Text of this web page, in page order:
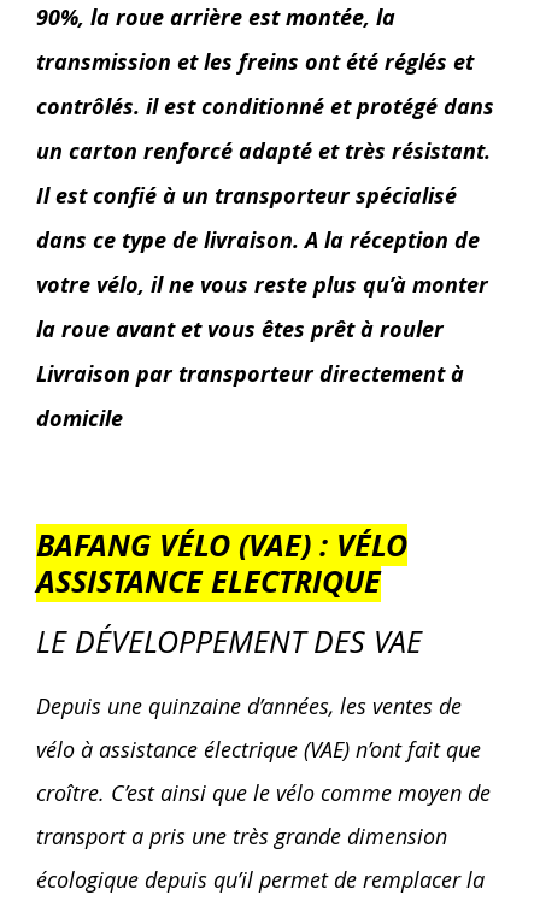
90%, la roue arrière est montée, la
transmission et les freins ont été réglés et
contrôlés. il est conditionné et protégé dans
un carton renforcé adapté et très résistant.
Il est confié à un transporteur spécialisé
dans ce type de livraison. A la réception de
votre vélo, il ne vous reste plus qu’à monter
la roue avant et vous êtes prêt à rouler
Livraison par transporteur directement à
domicile
BAFANG VÉLO (VAE) : VÉLO
ASSISTANCE ELECTRIQUE
LE DÉVELOPPEMENT DES VAE
Depuis une quinzaine d’années, les ventes de
vélo à assistance électrique (VAE) n’ont fait que
croître. C’est ainsi que le vélo comme moyen de
transport a pris une très grande dimension
écologique depuis qu’il permet de remplacer la